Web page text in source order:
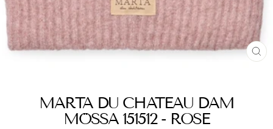
MARTA DU CHATEAU DAM
MÖSSA 151512 - ROSE